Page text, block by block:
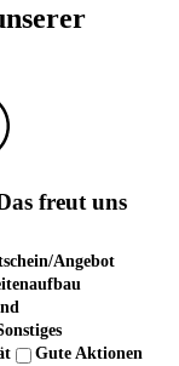
freut uns
Angebot
Gute Aktionen